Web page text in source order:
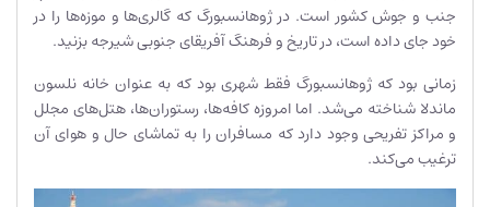
جنب و جوش کشور است. در ژوهانسبورگ که گالری‌ها و موزه‌ها را در
خود جای داده است، در تاریخ و فرهنگ آفریقای جنوبی شیرجه بزنید.
زمانی بود که ژوهانسبورگ فقط شهری بود که به عنوان خانه نلسون
ماندلا شناخته می‌شد. اما امروزه کافه‌ها، رستوران‌ها، هتل‌های مجلل
و مراکز تفریحی وجود دارد که مسافران را به تماشای حال و هوای آن
ترغیب می‌کند.